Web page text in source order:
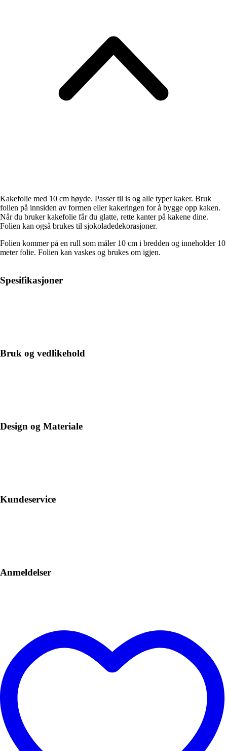
Kakefolie med 10 cm høyde. Passer til is og alle typer kaker. Bruk
folien på innsiden av formen eller kakeringen for å bygge opp kaken.
Når du bruker kakefolie får du glatte, rette kanter på kakene dine.
Folien kan også brukes til sjokoladedekorasjoner.
Folien kommer på en rull som måler 10 cm i bredden og inneholder 10
meter folie. Folien kan vaskes og brukes om igjen.
Spesifikasjoner
Bruk og vedlikehold
Design og Materiale
Kundeservice
Anmeldelser